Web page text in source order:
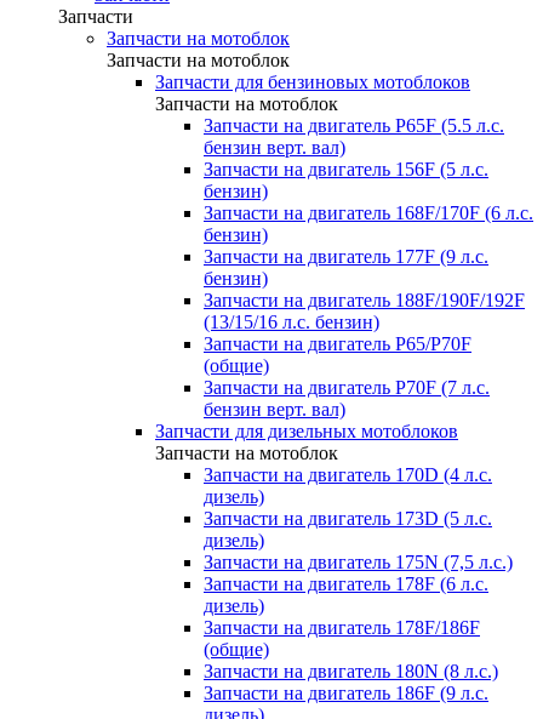
Запчасти
Запчасти на мотоблок
Запчасти на мотоблок
Запчасти для бензиновых мотоблоков
Запчасти на мотоблок
Запчасти на двигатель P65F (5.5 л.с.
бензин верт. вал)
Запчасти на двигатель 156F (5 л.с.
бензин)
Запчасти на двигатель 168F/170F (6 л.с.
бензин)
Запчасти на двигатель 177F (9 л.с.
бензин)
Запчасти на двигатель 188F/190F/192F
(13/15/16 л.с. бензин)
Запчасти на двигатель P65/P70F
(общие)
Запчасти на двигатель P70F (7 л.с.
бензин верт. вал)
Запчасти для дизельных мотоблоков
Запчасти на мотоблок
Запчасти на двигатель 170D (4 л.с.
дизель)
Запчасти на двигатель 173D (5 л.с.
дизель)
Запчасти на двигатель 175N (7,5 л.с.)
Запчасти на двигатель 178F (6 л.с.
дизель)
Запчасти на двигатель 178F/186F
(общие)
Запчасти на двигатель 180N (8 л.с.)
Запчасти на двигатель 186F (9 л.с.
дизель)